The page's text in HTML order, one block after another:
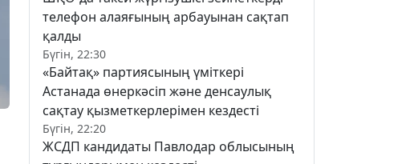
телефон алаяғының арбауынан сақтап
қалды
Бүгін, 22:30
«Байтақ» партиясының үміткері
Астанада өнеркәсіп және денсаулық
сақтау қызметкерлерімен кездесті
Бүгін, 22:20
ЖСДП кандидаты Павлодар облысының